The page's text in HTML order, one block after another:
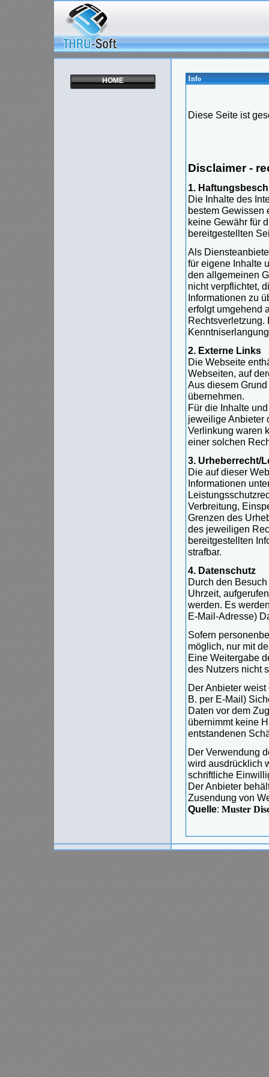
HOME Info
Diese Seite ist
Disclaimer -
1.
Die Inhalte des
bestem Gewissen
keine Gewähr für
bereitgestellten
Als
für eigene Inhalte
den allgemeinen
nicht verpflichtet,
Informationen zu
erfolgt umgehend
Rechtsverletzung.
2. Externe Links
Die Webseite
Webseiten, auf
Aus diesem
übernehmen.
Für die Inhalte
jeweilige Anbieter
Verlinkung waren
einer solchen
3. Urheberrecht/
Die auf dieser
Informationen
Verbreitung,
Grenzen des
des jeweiligen
bereitgestellten
strafbar.
4. Datenschutz
Durch den
Uhrzeit,
werden. Es
E-Mail-Adresse)
Sofern
möglich, nur mit
Eine Weitergabe
des Nutzers nicht
Der Anbieter
B. per E-Mail)
Daten vor dem
übernimmt keine
entstandenen
Der Verwendung
wird ausdrücklich
schriftliche
Der Anbieter
Zusendung von
Quelle: Muster